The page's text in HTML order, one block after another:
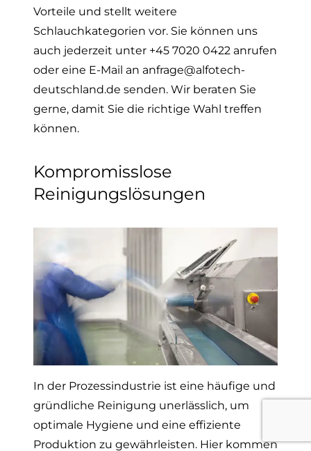
Vorteile und stellt weitere
Schlauchkategorien vor. Sie können uns
auch jederzeit unter +45 7020 0422 anrufen
oder eine E-Mail an anfrage@alfotech-
deutschland.de senden. Wir beraten Sie
gerne, damit Sie die richtige Wahl treffen
können.
Kompromisslose
Reinigungslösungen
In der Prozessindustrie ist eine häufige und
gründliche Reinigung unerlässlich, um
optimale Hygiene und eine effiziente
Produktion zu gewährleisten. Hier kommen